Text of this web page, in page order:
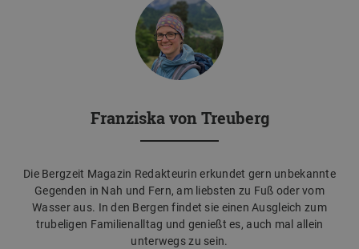
Franziska von Treuberg
Die Bergzeit Magazin Redakteurin erkundet gern unbekannte
Gegenden in Nah und Fern, am liebsten zu Fuß oder vom
Wasser aus. In den Bergen findet sie einen Ausgleich zum
trubeligen Familienalltag und genießt es, auch mal allein
unterwegs zu sein.